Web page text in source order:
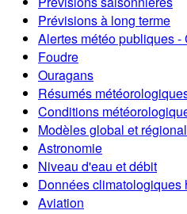
Prévisions à long terme
Alertes météo publiques -
Foudre
Ouragans
Résumés
Conditions
Modèles global et
Astronomie
Niveau d'eau et débit
Données climatologiques
Aviation